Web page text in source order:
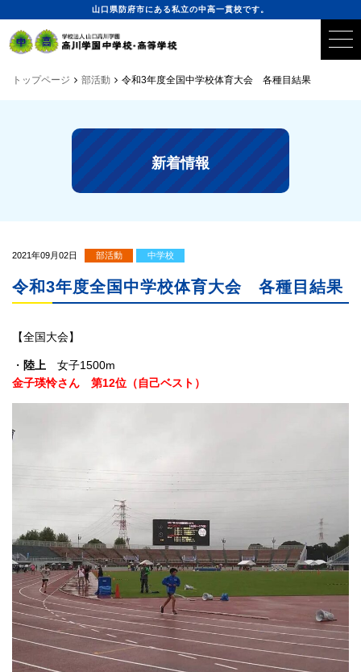
山口県防府市にある私立の中高一貫校です。
トップページ 部活動 令和3年度全国中学校体育大会 各種目結果
新着情報
2021年09月02日 部活動 中学校
令和3年度全国中学校体育大会 各種目結果
【全国大会】
・ 陸上 女子1500m
金子瑛怜さん 第12位（自己ベスト）